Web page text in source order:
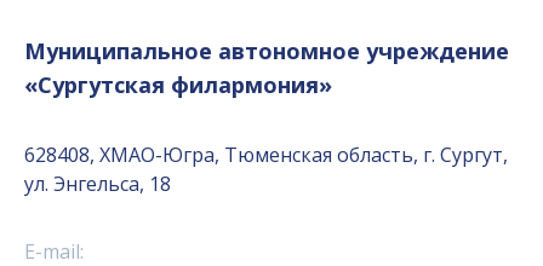
Муниципальное автономное учреждение
«Сургутская филармония»
628408, ХМАО-Югра, Тюменская область, г. Сургут,
ул. Энгельса, 18
E-mail: